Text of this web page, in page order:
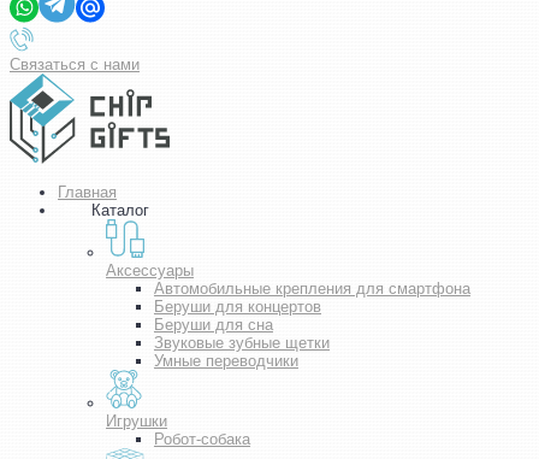
Связаться с нами
Главная
Каталог
Аксессуары
Автомобильные крепления для смартфона
Беруши для концертов
Беруши для сна
Звуковые зубные щетки
Умные переводчики
Игрушки
Робот-собака